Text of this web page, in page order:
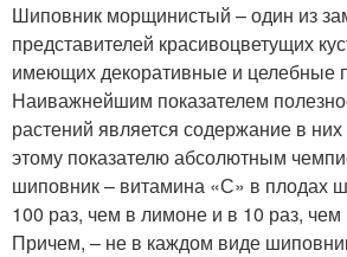
Шиповник морщинистый – один из
представителей красивоцветущих
имеющих декоративные и целебные
Наиважнейшим показателем
растений является содержание в
этому показателю абсолютным
шиповник – витамина «С» в плодах
100 раз, чем в лимоне и в 10 раз,
Причем, – не в каждом виде